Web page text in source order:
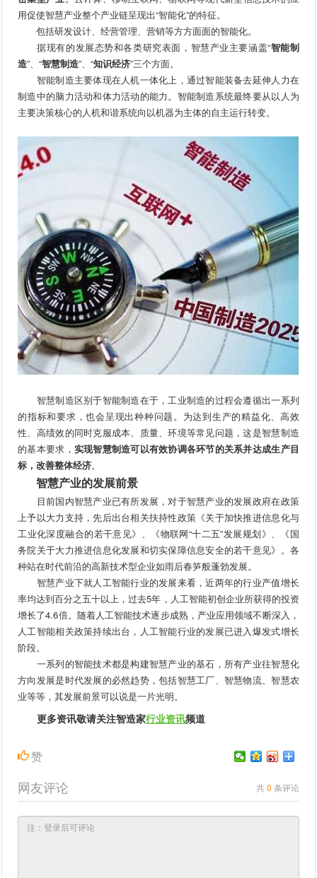
用促使智慧产业整个产业链呈现出“智能化”的特征。
包括研发设计、经营管理、营销等方方面面的智能化。
据现有的发展态势和各类研究表面，智慧产业主要涵盖“智能制
造”、“智慧制造”、“知识经济”三个方面。
智能制造主要体现在人机一体化上，通过智能装备去延伸人力在
制造中的脑力活动和体力活动的能力。智能制造系统最终要从以人为
主要决策核心的人机和谐系统向以机器为主体的自主运行转变。
智慧制造区别于智能制造在于，工业制造的过程会遵循出一系列
的指标和要求，也会呈现出种种问题。为达到生产的精益化、高效
性、高绩效的同时克服成本、质量、环境等常见问题，这是智慧制造
的基本要求， 实现智慧制造可以有效协调各环节的关系并达成生产目
标，改善整体经济。
智慧产业的发展前景
目前国内智慧产业已有所发展，对于智慧产业的发展政府在政策
上予以大力支持，先后出台相关扶持性政策《关于加快推进信息化与
工业化深度融合的若干意见》、《物联网“十二五”发展规划》、《国
务院关于大力推进信息化发展和切实保障信息安全的若干意见》。各
种站在时代前沿的高新技术型企业如雨后春笋般蓬勃发展。
智慧产业下就人工智能行业的发展来看，近两年的行业产值增长
率均达到百分之五十以上，过去5年，人工智能初创企业所获得的投资
增长了4.6倍。随着人工智能技术逐步成熟，产业应用领域不断深入，
人工智能相关政策持续出台，人工智能行业的发展已进入爆发式增长
阶段。
一系列的智能技术都是构建智慧产业的基石，所有产业往智慧化
方向发展是时代发展的必然趋势，包括智慧工厂、智慧物流、智慧农
业等等，其发展前景可以说是一片光明。
更多资讯敬请关注智造家行业资讯频道
赞
网友评论 共0 条评论